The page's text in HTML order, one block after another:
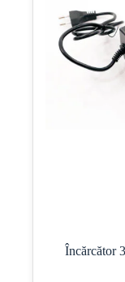
Încărcător